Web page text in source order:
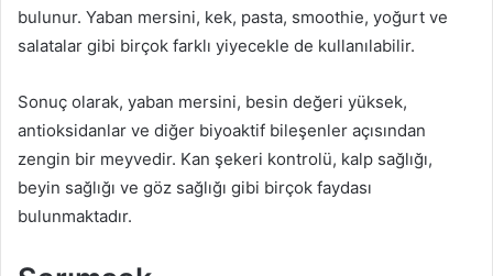
bulunur. Yaban mersini, kek, pasta, smoothie, yoğurt ve
salatalar gibi birçok farklı yiyecekle de kullanılabilir.
Sonuç olarak, yaban mersini, besin değeri yüksek,
antioksidanlar ve diğer biyoaktif bileşenler açısından
zengin bir meyvedir. Kan şekeri kontrolü, kalp sağlığı,
beyin sağlığı ve göz sağlığı gibi birçok faydası
bulunmaktadır.